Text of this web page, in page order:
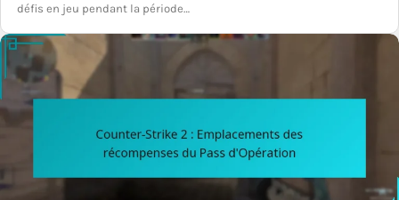
défis en jeu pendant la période…